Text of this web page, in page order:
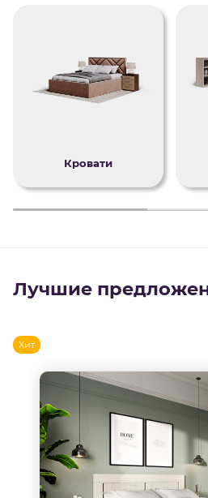
Кровати
Лучшие
Хит